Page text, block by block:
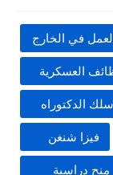
في الخارج
العسكرية
سلك الدكتوراه
فيزا شنغن
منح دراسية